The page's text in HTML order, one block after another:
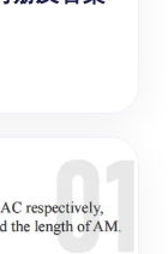
及答案
每道题目